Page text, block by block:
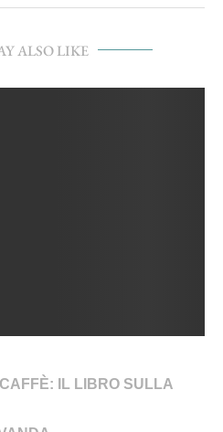
ALSO LIKE
IL LIBRO SULLA